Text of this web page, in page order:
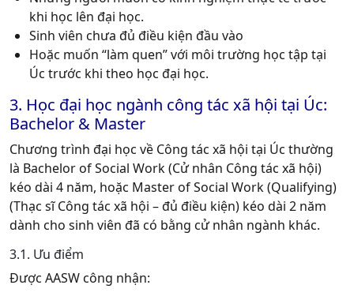
khi học lên đại học.
Sinh viên chưa đủ điều kiện đầu vào
Hoặc muốn “làm quen” với môi trường học tập tại
Úc trước khi theo học đại học.
3. Học đại học ngành công tác xã hội tại Úc:
Bachelor & Master
Chương trình đại học về Công tác xã hội tại Úc thường
là Bachelor of Social Work (Cử nhân Công tác xã hội)
kéo dài 4 năm, hoặc Master of Social Work (Qualifying)
(Thạc sĩ Công tác xã hội – đủ điều kiện) kéo dài 2 năm
dành cho sinh viên đã có bằng cử nhân ngành khác.
3.1. Ưu điểm
Được AASW công nhận: